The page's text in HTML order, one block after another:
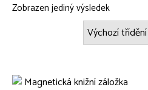
Zobrazen jediný výsledek